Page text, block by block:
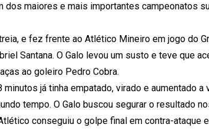
dos maiores e mais importantes campeonatos
e fez frente ao Atlético Mineiro em jogo do
Santana. O Galo levou um susto e teve que
ao goleiro Pedro Cobra.
já tinha empatado, virado e aumentado a
tempo. O Galo buscou segurar o resultado
conseguiu o golpe final em contra-ataque